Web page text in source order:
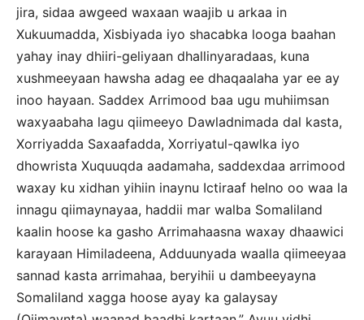
jira, sidaa awgeed waxaan waajib u arkaa in
Xukuumadda, Xisbiyada iyo shacabka looga baahan
yahay inay dhiiri-geliyaan dhallinyaradaas, kuna
xushmeeyaan hawsha adag ee dhaqaalaha yar ee ay
inoo hayaan. Saddex Arrimood baa ugu muhiimsan
waxyaabaha lagu qiimeeyo Dawladnimada dal kasta,
Xorriyadda Saxaafadda, Xorriyatul-qawlka iyo
dhowrista Xuquuqda aadamaha, saddexdaa arrimood
waxay ku xidhan yihiin inaynu Ictiraaf helno oo waa la
innagu qiimaynayaa, haddii mar walba Somaliland
kaalin hoose ka gasho Arrimahaasna waxay dhaawici
karayaan Himiladeena, Adduunyada waalla qiimeeyaa
sannad kasta arrimahaa, beryihii u dambeeyayna
Somaliland xagga hoose ayay ka galaysay